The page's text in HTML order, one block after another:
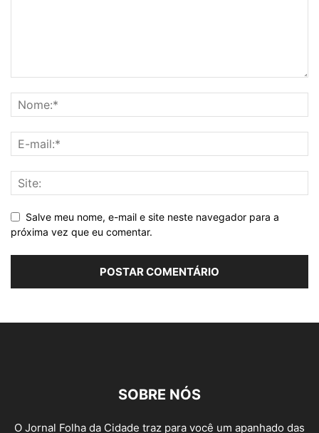
Salve meu nome, e-mail e site neste navegador para a
próxima vez que eu comentar.
SOBRE NÓS
O Jornal Folha da Cidade traz para você um apanhado das